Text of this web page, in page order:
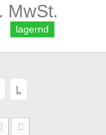
MwSt.
lagernd
L